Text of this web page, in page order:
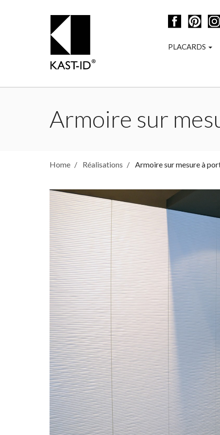
PLACARDS
Armoire sur
Home Réalisations Armoire sur mesure à
“Les installateurs
aimables et ont
parfait.Les armoires
grande plus-value à
soulignent les